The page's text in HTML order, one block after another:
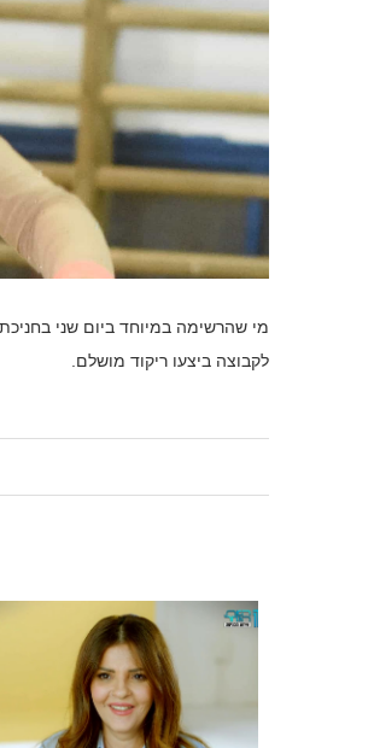
מי שהרשימה במיוחד ביום שני
לקבוצה ביצעו ריקוד מושלם.